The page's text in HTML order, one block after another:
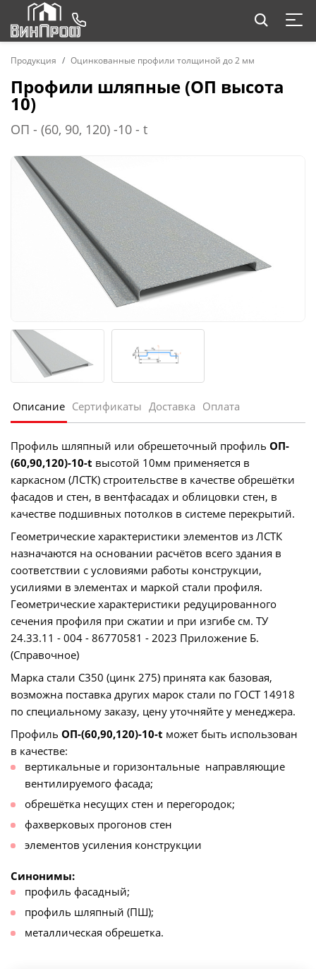
Продукция Оцинкованные профили толщиной до 2 мм
Профили шляпные (ОП высота
10)
ОП - (60, 90, 120) -10 - t
Описание Сертификаты Доставка Оплата
Профиль шляпный или обрешеточный профиль ОП-
(60,90,120)-10-t высотой 10мм применяется в
каркасном (ЛСТК) строительстве в качестве обрешётки
фасадов и стен, в вентфасадах и облицовки стен, в
качестве подшивных потолков в системе перекрытий.
Геометрические характеристики элементов из ЛСТК
назначаются на основании расчётов всего здания в
соответствии с условиями работы конструкции,
усилиями в элементах и маркой стали профиля.
Геометрические характеристики редуцированного
сечения профиля при сжатии и при изгибе см. ТУ
24.33.11 - 004 - 86770581 - 2023 Приложение Б.
(Справочное)
Марка стали С350 (цинк 275) принята как базовая,
возможна поставка других марок стали по ГОСТ 14918
по специальному заказу, цену уточняйте у менеджера.
Профиль ОП-(60,90,120)-10-t может быть использован
в качестве:
вертикальные и горизонтальные направляющие
вентилируемого фасада;
обрешётка несущих стен и перегородок;
фахверковых прогонов стен
элементов усиления конструкции
Синонимы:
профиль фасадный;
профиль шляпный (ПШ);
металлическая обрешетка.